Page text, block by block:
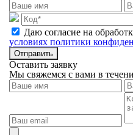
Даю согласие на
условиях политики
Отправить
Оставить заявку
Мы свяжемся с вами в